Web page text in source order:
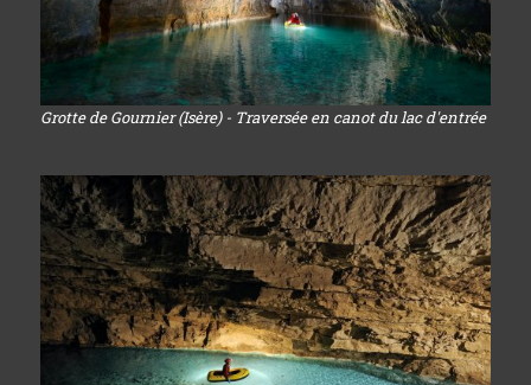
Grotte de Gournier (Isère) - Traversée en canot du lac d'entrée